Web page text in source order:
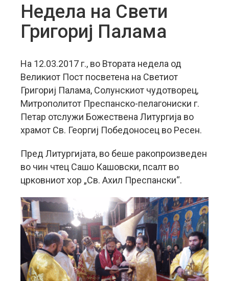
Недела на Свети
Григориј Палама
На 12.03.2017 г., во Втората недела од
Великиот Пост посветена на Светиот
Григориј Палама, Солунскиот чудотворец,
Митрополитот Преспанско-пелагониски г.
Петар отслужи Божествена Литургија во
храмот Св. Георгиј Победоносец во Ресен.
Пред Литургијата, во беше ракопроизведен
во чин чтец Сашо Кашовски, псалт во
црковниот хор „Св. Ахил Преспански“.